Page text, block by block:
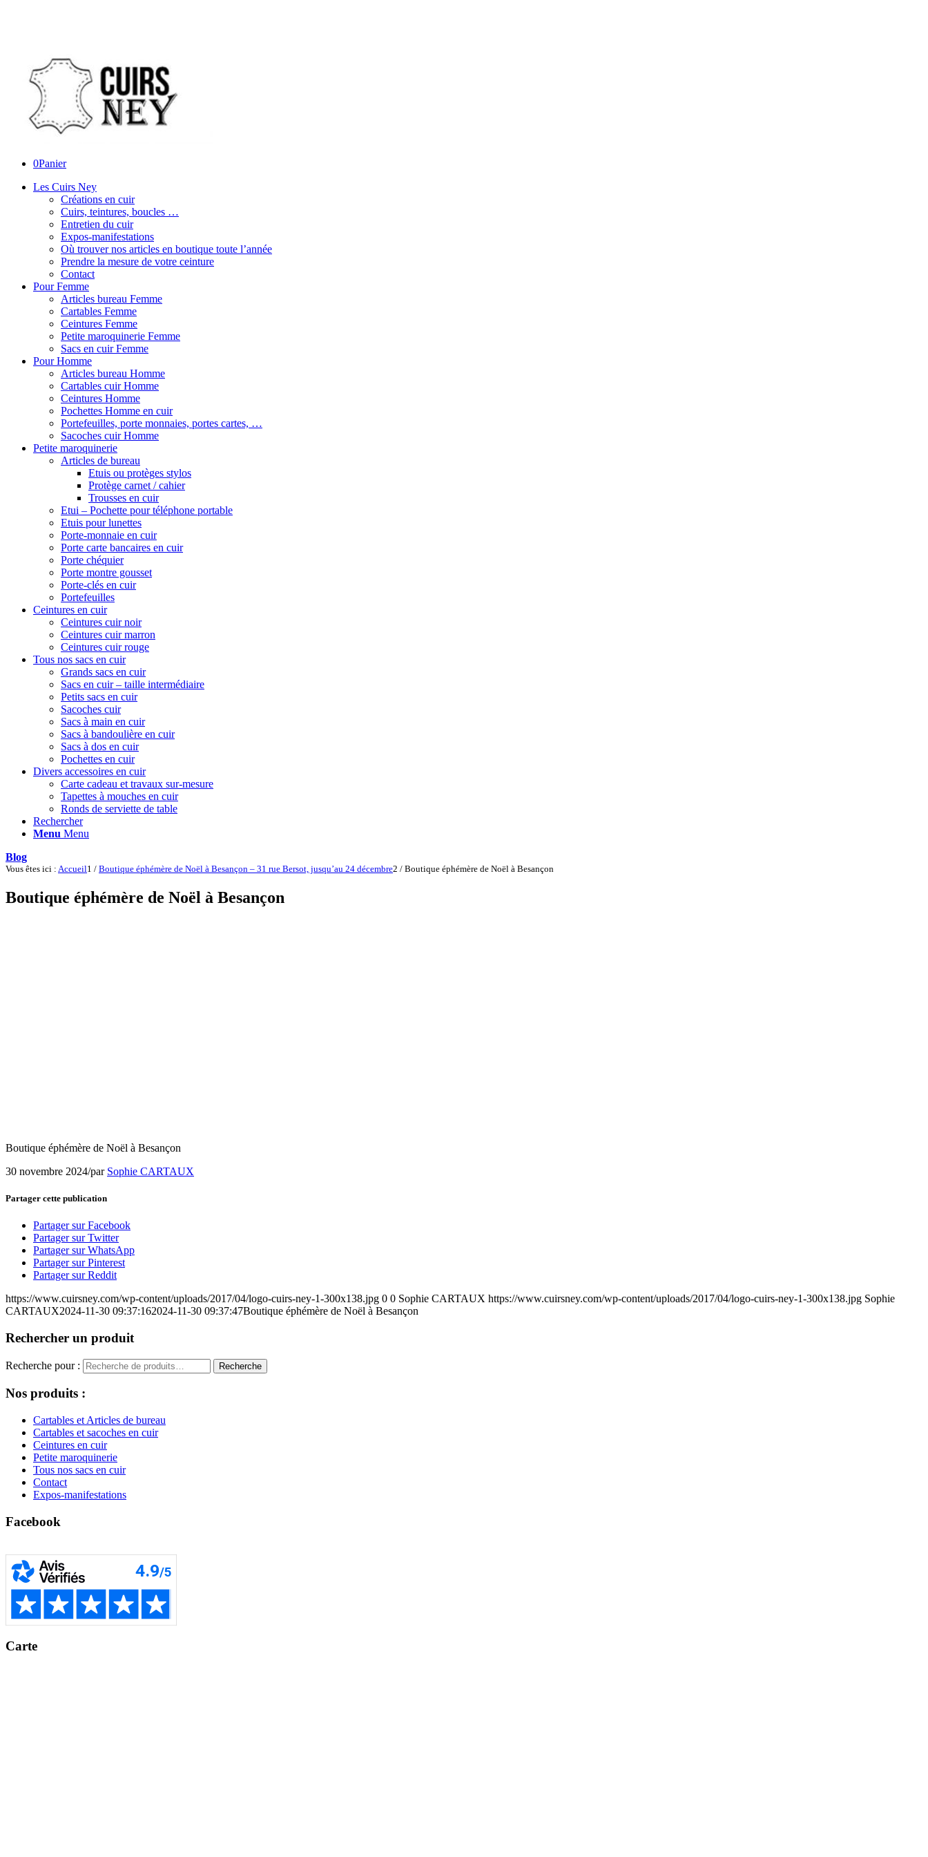
0Panier
Les Cuirs Ney
Créations en cuir
Cuirs, teintures, boucles …
Entretien du cuir
Expos-manifestations
Où trouver nos articles en boutique toute l’année
Prendre la mesure de votre ceinture
Contact
Pour Femme
Articles bureau Femme
Cartables Femme
Ceintures Femme
Petite maroquinerie Femme
Sacs en cuir Femme
Pour Homme
Articles bureau Homme
Cartables cuir Homme
Ceintures Homme
Pochettes Homme en cuir
Portefeuilles, porte monnaies, portes cartes, …
Sacoches cuir Homme
Petite maroquinerie
Articles de bureau
Etuis ou protèges stylos
Protège carnet / cahier
Trousses en cuir
Etui – Pochette pour téléphone portable
Etuis pour lunettes
Porte-monnaie en cuir
Porte carte bancaires en cuir
Porte chéquier
Porte montre gousset
Porte-clés en cuir
Portefeuilles
Ceintures en cuir
Ceintures cuir noir
Ceintures cuir marron
Ceintures cuir rouge
Tous nos sacs en cuir
Grands sacs en cuir
Sacs en cuir – taille intermédiaire
Petits sacs en cuir
Sacoches cuir
Sacs à main en cuir
Sacs à bandoulière en cuir
Sacs à dos en cuir
Pochettes en cuir
Divers accessoires en cuir
Carte cadeau et travaux sur-mesure
Tapettes à mouches en cuir
Ronds de serviette de table
Rechercher
Menu Menu
Blog
Vous êtes ici : Accueil1 / Boutique éphémère de Noël à Besançon – 31 rue Bersot, jusqu’au 24 décembre2 / Boutique éphémère de Noël à Besançon
Boutique éphémère de Noël à Besançon
Boutique éphémère de Noël à Besançon
30 novembre 2024/par Sophie CARTAUX
Partager cette publication
Partager sur Facebook
Partager sur Twitter
Partager sur WhatsApp
Partager sur Pinterest
Partager sur Reddit
https://www.cuirsney.com/wp-content/uploads/2017/04/logo-cuirs-ney-1-300x138.jpg 0 0 Sophie CARTAUX https://www.cuirsney.com/wp-content/uploads/2017/04/logo-cuirs-ney-1-300x138.jpg Sophie
CARTAUX2024-11-30 09:37:162024-11-30 09:37:47Boutique éphémère de Noël à Besançon
Rechercher un produit
Recherche pour : Recherche
Nos produits :
Cartables et Articles de bureau
Cartables et sacoches en cuir
Ceintures en cuir
Petite maroquinerie
Tous nos sacs en cuir
Contact
Expos-manifestations
Facebook
Carte